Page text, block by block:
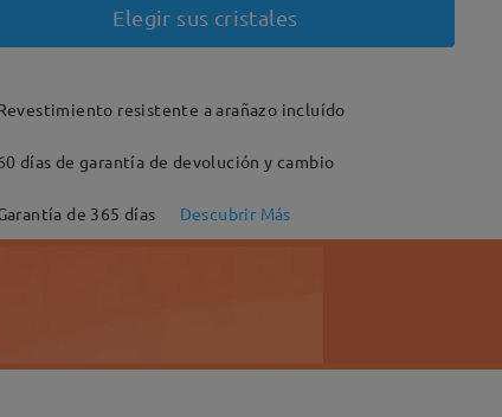
Elegir sus cristales
resistente a arañazo incluído
días de garantía de devolución y cambio
de 365 días Descubrir Más